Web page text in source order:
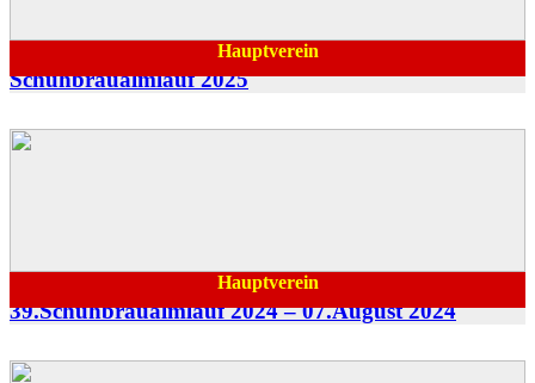
Schuhbräualmlauf 2025
Hauptverein
39.Schuhbräualmlauf 2024 – 07.August 2024
Hauptverein